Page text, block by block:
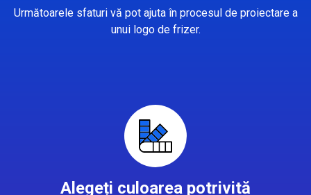
Următoarele sfaturi vă pot ajuta în procesul de proiectare a
unui logo de frizer.
Alegeți culoarea potrivită